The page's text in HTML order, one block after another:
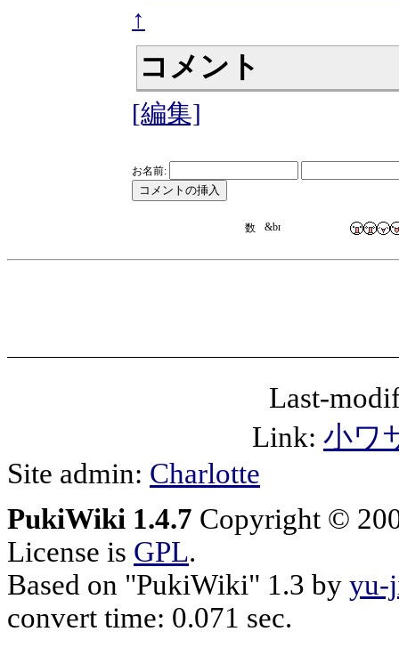
↑
コメント
[編集]
お名前:
Last-
Link: 小ワ
Site admin: Charlotte
PukiWiki 1.4.7 Copyright ©
License is GPL.
Based on "PukiWiki" 1.3 by yu-
convert time: 0.071 sec.